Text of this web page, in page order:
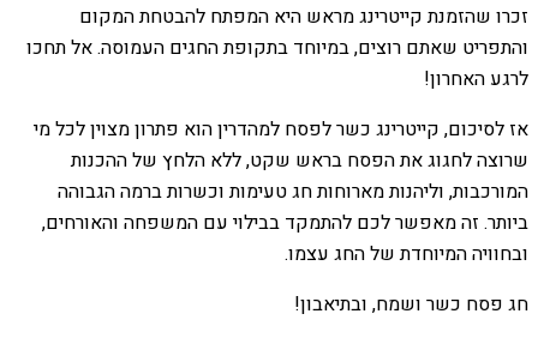
זכרו שהזמנת קייטרינג מראש היא המפתח להבטחת המקום
והתפריט שאתם רוצים, במיוחד בתקופת החגים העמוסה. אל תחכו
לרגע האחרון!
אז לסיכום, קייטרינג כשר לפסח למהדרין הוא פתרון מצוין לכל מי
שרוצה לחגוג את הפסח בראש שקט, ללא הלחץ של ההכנות
המורכבות, וליהנות מארוחות חג טעימות וכשרות ברמה הגבוהה
ביותר. זה מאפשר לכם להתמקד בבילוי עם המשפחה והאורחים,
ובחוויה המיוחדת של החג עצמו.
חג פסח כשר ושמח, ובתיאבון!